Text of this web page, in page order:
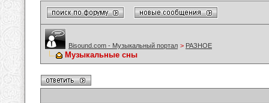
Bisound.com - Музыкальный портал > РАЗНОЕ
Музыкальные сны